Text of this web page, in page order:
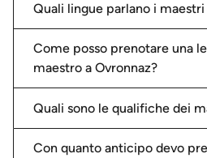
Quali lingue parlano i
Come posso prenotare una
maestro a Ovronnaz?
Quali sono le qualifiche dei
Con quanto anticipo devo